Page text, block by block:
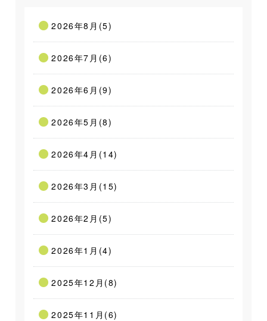
2026年8月(5)
2026年7月(6)
2026年6月(9)
2026年5月(8)
2026年4月(14)
2026年3月(15)
2026年2月(5)
2026年1月(4)
2025年12月(8)
2025年11月(6)